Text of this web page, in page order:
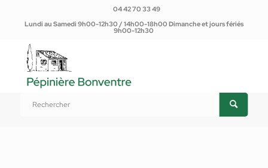
04 42 70 33 49
Lundi au Samedi 9h00-12h30 / 14h00-18h00 Dimanche et jours fériés
9h00-12h30
Arbres et arbustes fruitiers